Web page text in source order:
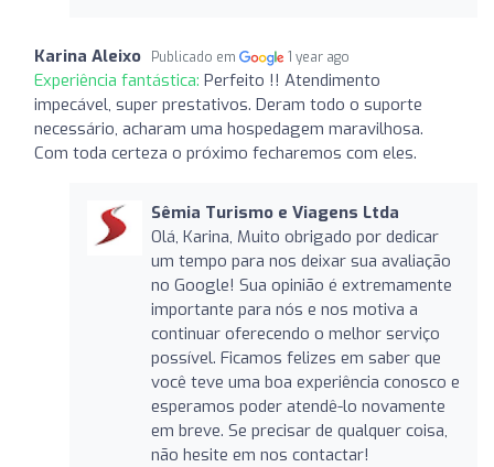
Karina Aleixo Publicado em 1 year ago
Experiência fantástica: Perfeito !! Atendimento
impecável, super prestativos. Deram todo o suporte
necessário, acharam uma hospedagem maravilhosa.
Com toda certeza o próximo fecharemos com eles.
Sêmia Turismo e Viagens Ltda
Olá, Karina, Muito obrigado por dedicar
um tempo para nos deixar sua avaliação
no Google! Sua opinião é extremamente
importante para nós e nos motiva a
continuar oferecendo o melhor serviço
possível. Ficamos felizes em saber que
você teve uma boa experiência conosco e
esperamos poder atendê-lo novamente
em breve. Se precisar de qualquer coisa,
não hesite em nos contactar!